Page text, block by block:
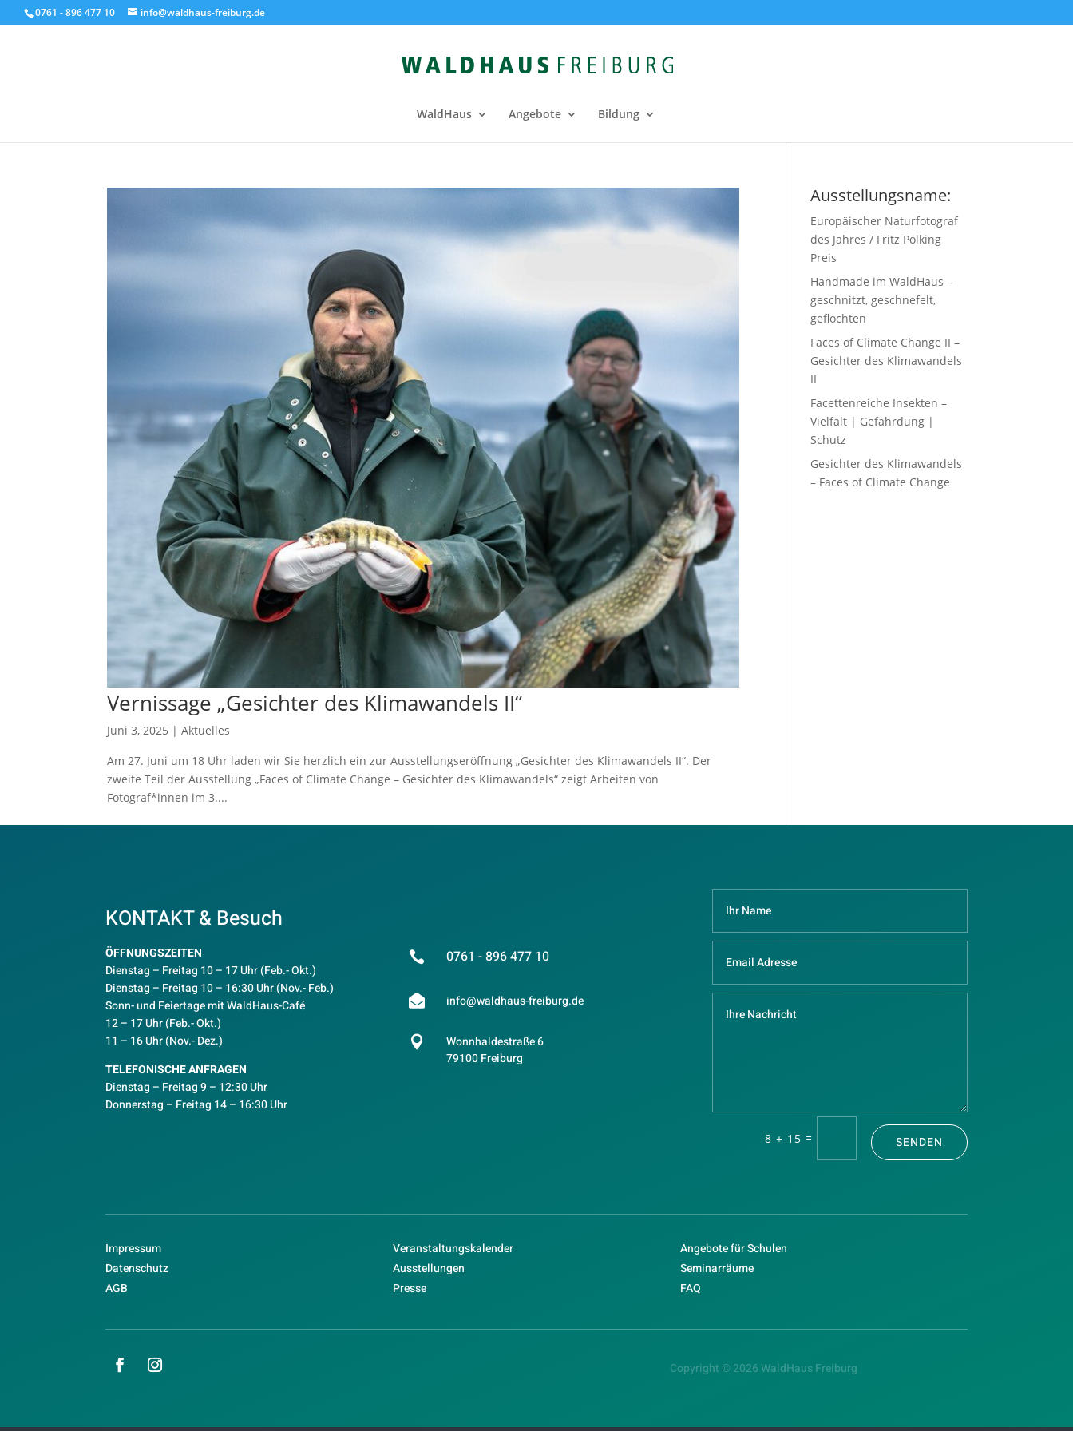
0761 - 896 477 10 info@waldhaus-freiburg.de
WaldHaus Angebote Bildung
Vernissage „Gesichter des Klimawandels II“
Juni 3, 2025 |Aktuelles
Am 27. Juni um 18 Uhr laden wir Sie herzlich ein zur Ausstellungseröffnung „Gesichter des Klimawandels II“. Der
zweite Teil der Ausstellung „Faces of Climate Change – Gesichter des Klimawandels“ zeigt Arbeiten von
Fotograf*innen im 3....
Ausstellungsname:
Europäischer Naturfotograf
des Jahres / Fritz Pölking
Preis
Handmade im WaldHaus –
geschnitzt, geschnefelt,
geflochten
Faces of Climate Change II –
Gesichter des Klimawandels
II
Facettenreiche Insekten –
Vielfalt | Gefährdung |
Schutz
Gesichter des Klimawandels
– Faces of Climate Change
KONTAKT & Besuch
ÖFFNUNGSZEITEN
Dienstag – Freitag 10 – 17 Uhr (Feb.- Okt.)
Dienstag – Freitag 10 – 16:30 Uhr (Nov.- Feb.)
Sonn- und Feiertage mit WaldHaus-Café
12 – 17 Uhr (Feb.- Okt.)
11 – 16 Uhr (Nov.- Dez.)
TELEFONISCHE ANFRAGEN
Dienstag – Freitag 9 – 12:30 Uhr
Donnerstag – Freitag 14 – 16:30 Uhr
 0761 - 896 477 10
 info@waldhaus-freiburg.de

Wonnhaldestraße 6
79100 Freiburg
8 + 15 = SENDEN
Impressum
Datenschutz
AGB
Veranstaltungskalender
Ausstellungen
Presse
Angebote für Schulen
Seminarräume
FAQ
Copyright © 2026 WaldHaus Freiburg